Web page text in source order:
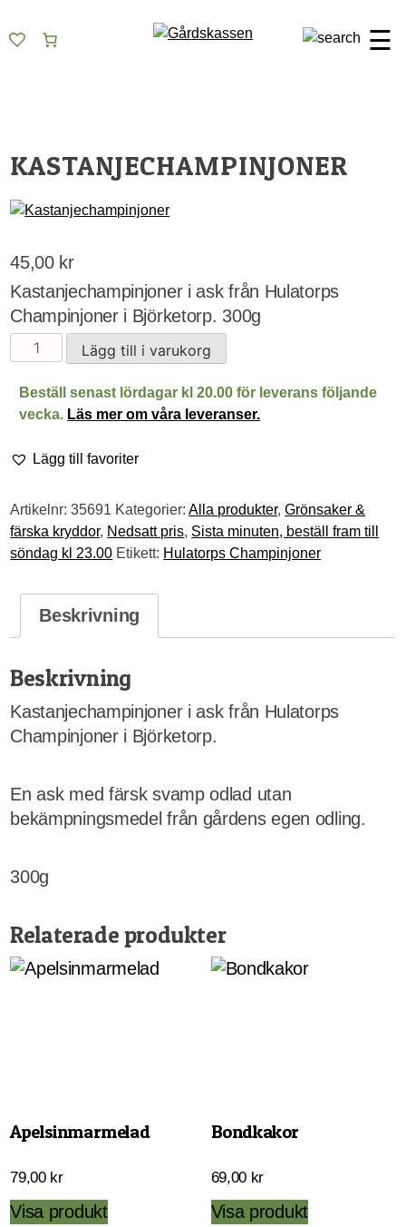
to
☰
KASTANJECHAMPINJONER
45,00 kr
Kastanjechampinjoner i ask från Hulatorps
Champinjoner i Björketorp. 300g
Kastanjechampinjoner
mängd
Lägg till i varukorg
Beställ senast lördagar kl 20.00 för leverans följande
vecka. Läs mer om våra leveranser.
Lägg till favoriter
Artikelnr:35691 Kategorier:Alla produkter,Grönsaker &
färska kryddor, Nedsatt pris, Sista minuten, beställ fram till
söndag kl 23.00 Etikett: Hulatorps Champinjoner
Beskrivning
Beskrivning
Kastanjechampinjoner i ask från Hulatorps
Champinjoner i Björketorp.
En ask med färsk svamp odlad utan
bekämpningsmedel från gårdens egen odling.
300g
Relaterade produkter
Apelsinmarmelad
79,00 kr
Visa produkt
Bondkakor
69,00 kr
Visa produkt